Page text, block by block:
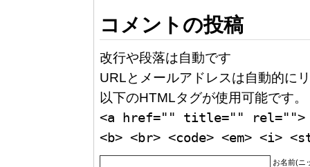
コメントの投稿
改行や段落は自動です
URLとメールアドレスは自動的に
以下のHTMLタグが使用可能です。
<a href="" title="" rel="">
<b> <br> <code> <em> <i>
お名前(ニ